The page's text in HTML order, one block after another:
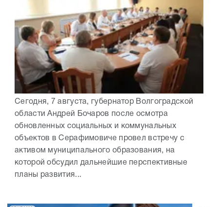
Сегодня, 7 августа, губернатор Волгоградской
области Андрей Бочаров после осмотра
обновленных социальных и коммунальных
объектов в Серафимовиче провел встречу с
активом муниципального образования, на
которой обсудил дальнейшие перспективные
планы развития...